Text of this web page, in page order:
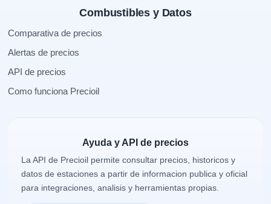
Combustibles y Datos
Comparativa de precios
Alertas de precios
API de precios
Como funciona Precioil
Ayuda y API de precios
La API de Precioil permite consultar precios, historicos y
datos de estaciones a partir de informacion publica y oficial
para integraciones, analisis y herramientas propias.